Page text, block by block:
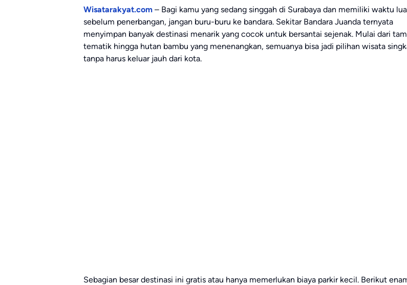
Wisatarakyat.com – Bagi kamu yang sedang singgah di Surabaya dan memiliki waktu
sebelum penerbangan, jangan buru-buru ke bandara. Sekitar Bandara Juanda ternyata
menyimpan banyak destinasi menarik yang cocok untuk bersantai sejenak. Mulai dari
tematik hingga hutan bambu yang menenangkan, semuanya bisa jadi pilihan wisata
tanpa harus keluar jauh dari kota.
Sebagian besar destinasi ini gratis atau hanya memerlukan biaya parkir kecil. Berikut